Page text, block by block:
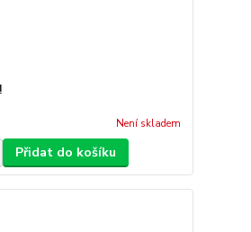
Není skladem
Přidat do košíku